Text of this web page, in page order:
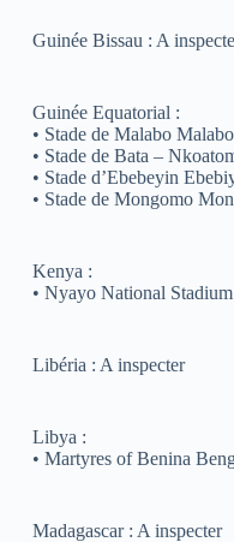
Guinée Bissau : A
Guinée Equatorial :
• Stade de Malabo Malabo
• Stade de Bata –
• Stade d’Ebebeyin
• Stade de Mongomo
Kenya :
• Nyayo National
Libéria : A inspecter
Libya :
• Martyres of Benina
Madagascar : A inspecter